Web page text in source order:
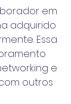
em
adquirido
Essa
e
outros